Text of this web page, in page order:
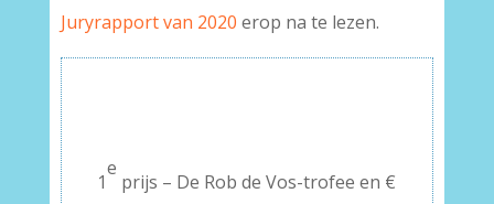
Juryrapport van 2020 erop na te lezen.
1
e
prijs – De Rob de Vos-trofee en €